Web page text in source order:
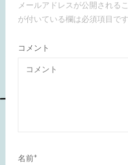
メールアドレスが公開される
が付いている欄は必須項目です
コメント
名前*